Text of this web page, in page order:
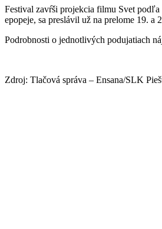
Festival zavŕši projekcia filmu Svet podľa
epopeje, sa preslávil už na prelome 19.
Podrobnosti o jednotlivých podujatiach
Zdroj: Tlačová správa – Ensana/SLK